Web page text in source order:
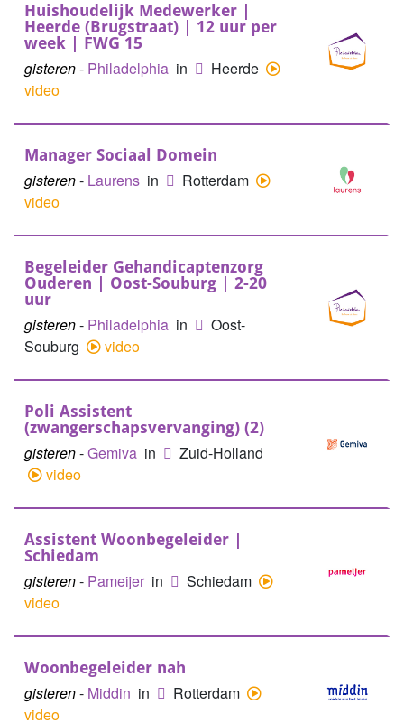
Huishoudelijk Medewerker |
Heerde (Brugstraat) | 12 uur per
week | FWG 15
gisteren- Philadelphia in
Heerde
video
Manager Sociaal Domein
gisteren- Laurens in
Rotterdam
video
Begeleider Gehandicaptenzorg
Ouderen | Oost-Souburg | 2-20
uur
gisteren- Philadelphia in
Oost-
Souburg
video
Poli Assistent
(zwangerschapsvervanging) (2)
gisteren-Gemiva in
Zuid-Holland
video
Assistent Woonbegeleider |
Schiedam
gisteren- Pameijer in
Schiedam
video
Woonbegeleider nah
gisteren- Middin in
Rotterdam
video